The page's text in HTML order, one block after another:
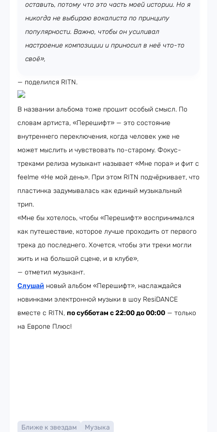
оставить, потому что это часть моей истории. Но я
никогда не выбираю вокалиста по принципу
популярности. Важно, чтобы он усиливал
настроение композиции и приносил в неё что-то
своё»,
— поделился RITN.
В названии альбома тоже прошит особый смысл. По
словам артиста, «Перешифт» — это состояние
внутреннего переключения, когда человек уже не
может мыслить и чувствовать по-старому. Фокус-
треками релиза музыкант называет «Мне пора» и фит с
feelme «Не мой день». При этом RITN подчёркивает, что
пластинка задумывалась как единый музыкальный
трип.
«Мне бы хотелось, чтобы «Перешифт» воспринимался
как путешествие, которое лучше проходить от первого
трека до последнего. Хочется, чтобы эти треки могли
жить и на большой сцене, и в клубе»,
— отметил музыкант.
Слушай новый альбом «Перешифт», наслаждайся
новинками электронной музыки в шоу ResiDANCE
вместе с RITN, по субботам с 22:00 до 00:00 — только
на Европе Плюс!​
Ближе к звездам Музыка